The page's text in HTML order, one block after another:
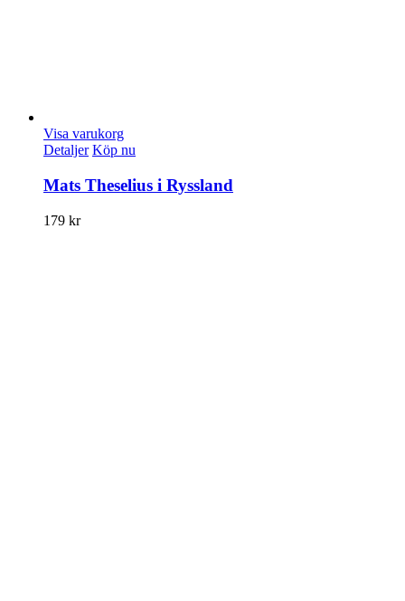
Visa varukorg
Detaljer Köp nu
Mats Theselius i Ryssland
179 kr